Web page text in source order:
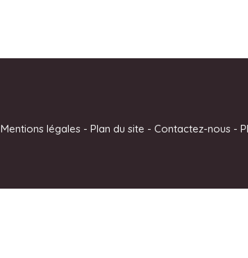
Mentions légales- Plan du site - Contactez-nous-